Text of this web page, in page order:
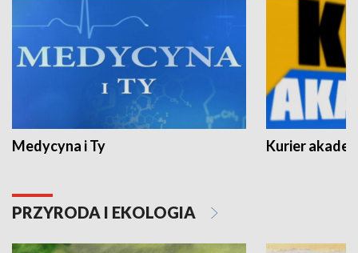
Medycyna i Ty Kurier
PRZYRODA I EKOLOGIA